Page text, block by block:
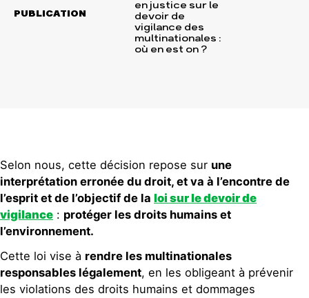
PUBLICATION
en justice sur le
devoir de
vigilance des
multinationales :
où en est on ?
Selon nous, cette décision repose sur une
interprétation erronée du droit, et va à l’encontre de
l’esprit et de l’objectif de la loi sur le devoir de
vigilance : protéger les droits humains et
l’environnement.
Cette loi vise à rendre les multinationales
responsables légalement, en les obligeant à prévenir
les violations des droits humains et dommages